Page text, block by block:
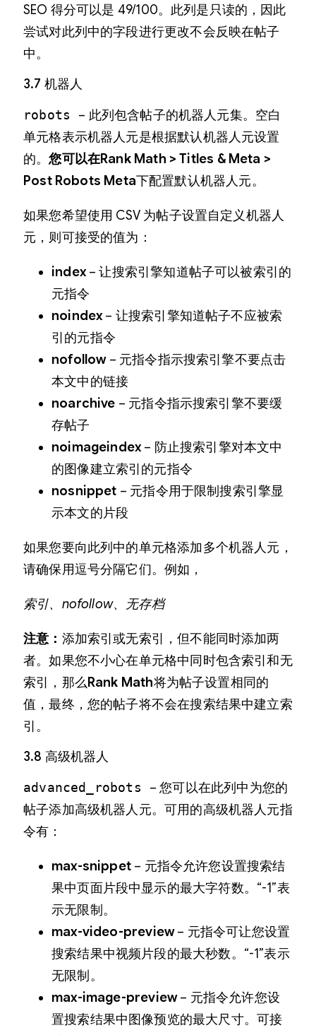
SEO 得分可以是 49/100。此列是只读的，因此
尝试对此列中的字段进行更改不会反映在帖子
中。
3.7 机器人
robots – 此列包含帖子的机器人元集。空白
单元格表示机器人元是根据默认机器人元设置
的。您可以在Rank Math > Titles & Meta >
Post Robots Meta下配置默认机器人元。
如果您希望使用 CSV 为帖子设置自定义机器人
元，则可接受的值为：
index– 让搜索引擎知道帖子可以被索引的
元指令
noindex– 让搜索引擎知道帖子不应被索
引的元指令
nofollow– 元指令指示搜索引擎不要点击
本文中的链接
noarchive – 元指令指示搜索引擎不要缓
存帖子
noimageindex– 防止搜索引擎对本文中
的图像建立索引的元指令
nosnippet – 元指令用于限制搜索引擎显
示本文的片段
如果您要向此列中的单元格添加多个机器人元，
请确保用逗号分隔它们。例如，
索引、nofollow、无存档
注意： 添加索引或无索引，但不能同时添加两
者。如果您不小心在单元格中同时包含索引和无
索引，那么Rank Math将为帖子设置相同的
值，最终，您的帖子将不会在搜索结果中建立索
引。
3.8 高级机器人
advanced_robots – 您可以在此列中为您的
帖子添加高级机器人元。可用的高级机器人元指
令有：
max-snippet– 元指令允许您设置搜索结
果中页面片段中显示的最大字符数。“-1”表
示无限制。
max-video-preview– 元指令可让您设置
搜索结果中视频片段的最大秒数。“-1”表示
无限制。
max-image-preview– 元指令允许您设
置搜索结果中图像预览的最大尺寸。可接